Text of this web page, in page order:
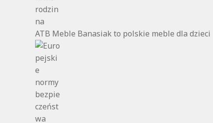
ATB Meble Banasiak to polskie meble dla dzieci